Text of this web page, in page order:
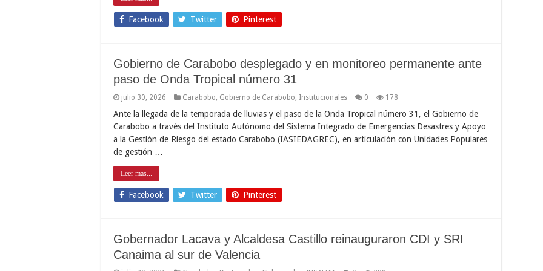
Facebook Twitter Pinterest
Gobierno de Carabobo desplegado y en monitoreo permanente ante
paso de Onda Tropical número 31
julio 30, 2026 Carabobo Gobierno de Carabobo Institucionales 0 178
Ante la llegada de la temporada de lluvias y el paso de la Onda Tropical número 31, el Gobierno de
Carabobo a través del Instituto Autónomo del Sistema Integrado de Emergencias Desastres y Apoyo
a la Gestión de Riesgo del estado Carabobo (IASIEDAGREC), en articulación con Unidades Populares
de gestión …
Leer mas...
Facebook Twitter Pinterest
Gobernador Lacava y Alcaldesa Castillo reinauguraron CDI y SRI
Canaima al sur de Valencia